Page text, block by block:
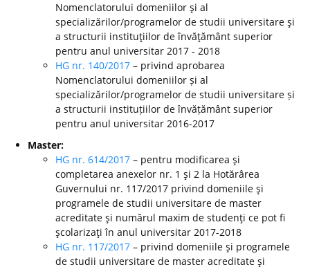
Nomenclatorului domeniilor şi al
specializărilor/programelor de studii universitare şi
a structurii instituţiilor de învăţământ superior
pentru anul universitar 2017 - 2018
HG nr. 140/2017 – privind aprobarea
Nomenclatorului domeniilor și al
specializărilor/programelor de studii universitare și
a structurii instituțiilor de învățământ superior
pentru anul universitar 2016-2017
Master:
HG nr. 614/2017 – pentru modificarea şi
completarea anexelor nr. 1 şi 2 la Hotărârea
Guvernului nr. 117/2017 privind domeniile şi
programele de studii universitare de master
acreditate şi numărul maxim de studenţi ce pot fi
şcolarizaţi în anul universitar 2017-2018
HG nr. 117/2017 – privind domeniile şi programele
de studii universitare de master acreditate şi